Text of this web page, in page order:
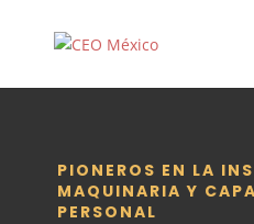
PIONEROS EN LA
MAQUINARIA Y
PERSONAL